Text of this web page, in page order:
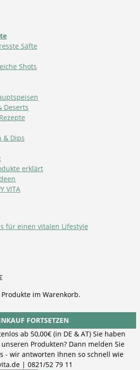
Säfte
Shots
Deserts
& Dips
erklärt
VITA
im Warenkorb.
FORTSETZEN
ab 50,00€ (in DE & AT) Sie haben
Produkten? Dann melden Sie
- wir antworten Ihnen so schnell wie
| 0821/52 79 11